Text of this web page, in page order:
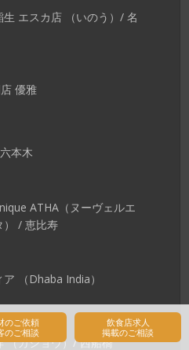
のご依頼
のご相談
飲食店求人
掲載のご相談
エスカ店 （いのう）/ 名
優雅
本木
ATHA（ヌーヴェルエ
） / 恵比寿
（Dhaba India）
（カショウ）/ 西船橋